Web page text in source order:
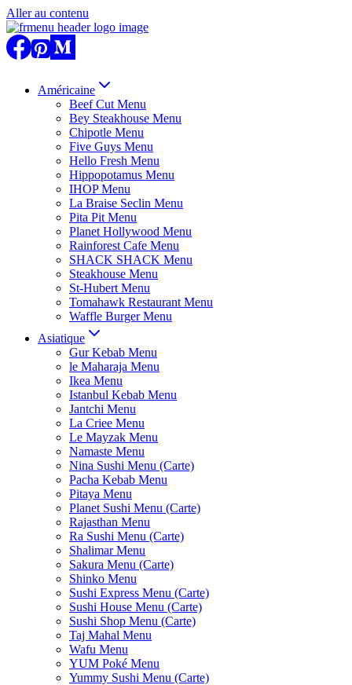
Aller au contenu
Américaine
Beef Cut Menu
Bey Steakhouse Menu
Chipotle Menu
Five Guys Menu
Hello Fresh Menu
Hippopotamus Menu
IHOP Menu
La Braise Seclin Menu
Pita Pit Menu
Planet Hollywood Menu
Rainforest Cafe Menu
SHACK SHACK Menu
Steakhouse Menu
St-Hubert Menu
Tomahawk Restaurant Menu
Waffle Burger Menu
Asiatique
Gur Kebab Menu
le Maharaja Menu
Ikea Menu
Istanbul Kebab Menu
Jantchi Menu
La Criee Menu
Le Mayzak Menu
Namaste Menu
Nina Sushi Menu (Carte)
Pacha Kebab Menu
Pitaya Menu
Planet Sushi Menu (Carte)
Rajasthan Menu
Ra Sushi Menu (Carte)
Shalimar Menu
Sakura Menu (Carte)
Shinko Menu
Sushi Express Menu (Carte)
Sushi House Menu (Carte)
Sushi Shop Menu (Carte)
Taj Mahal Menu
Wafu Menu
YUM Poké Menu
Yummy Sushi Menu (Carte)